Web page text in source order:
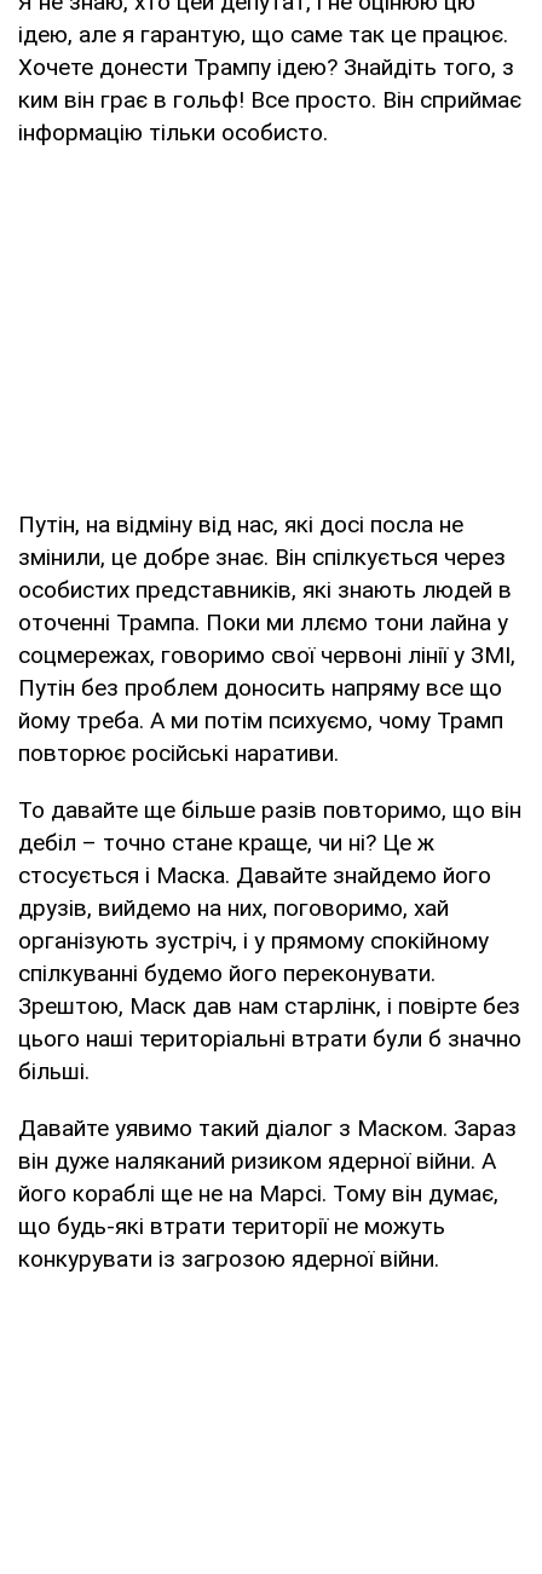
ідею, але я гарантую, що саме так це працює.
Хочете донести Трампу ідею? Знайдіть того, з
ким він грає в гольф! Все просто. Він сприймає
інформацію тільки особисто.
Путін, на відміну від нас, які досі посла не
змінили, це добре знає. Він спілкується через
особистих представників, які знають людей в
оточенні Трампа. Поки ми ллємо тони лайна у
соцмережах, говоримо свої червоні лінії у ЗМІ,
Путін без проблем доносить напряму все що
йому треба. А ми потім психуємо, чому Трамп
повторює російські наративи.
То давайте ще більше разів повторимо, що він
дебіл – точно стане краще, чи ні? Це ж
стосується і Маска. Давайте знайдемо його
друзів, вийдемо на них, поговоримо, хай
організують зустріч, і у прямому спокійному
спілкуванні будемо його переконувати.
Зрештою, Маск дав нам старлінк, і повірте без
цього наші територіальні втрати були б значно
більші.
Давайте уявимо такий діалог з Маском. Зараз
він дуже наляканий ризиком ядерної війни. А
його кораблі ще не на Марсі. Тому він думає,
що будь-які втрати території не можуть
конкурувати із загрозою ядерної війни.